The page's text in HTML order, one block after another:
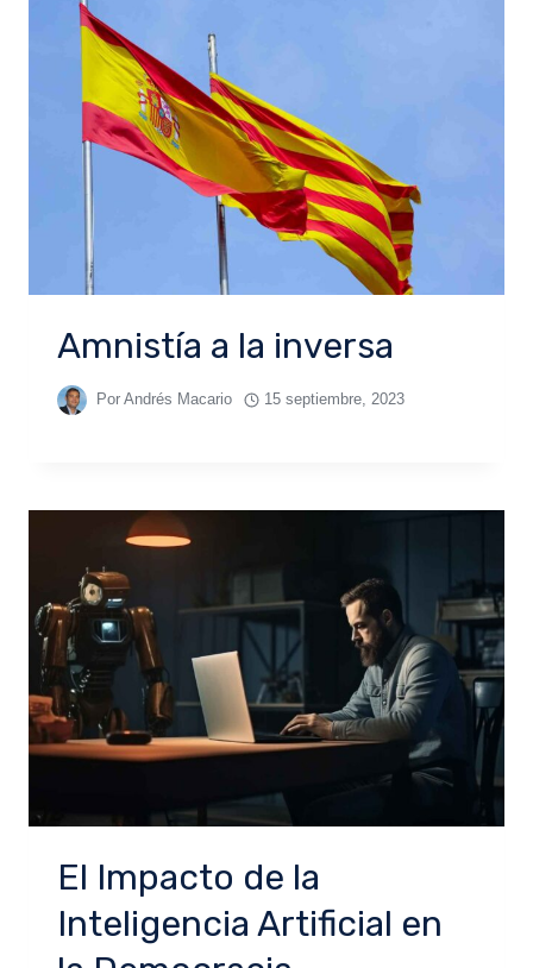
Amnistía a la inversa
Por Andrés Macario 15 septiembre, 2023
El Impacto de la
Inteligencia Artificial en